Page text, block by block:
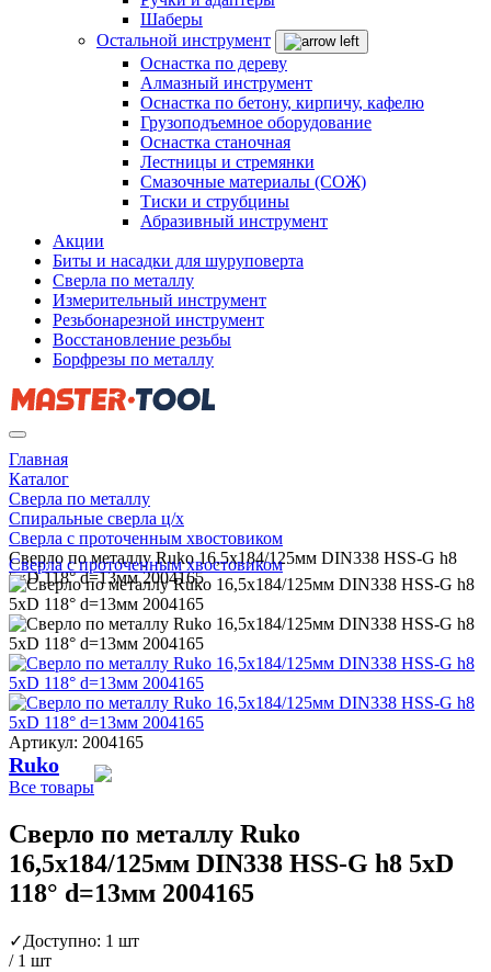
Шаберы
Остальной инструмент
Оснастка по дереву
Алмазный инструмент
Оснастка по бетону, кирпичу, кафелю
Грузоподъемное оборудование
Оснастка станочная
Лестницы и стремянки
Смазочные материалы (СОЖ)
Тиски и струбцины
Абразивный инструмент
Акции
Биты и насадки для шуруповерта
Сверла по металлу
Измерительный инструмент
Резьбонарезной инструмент
Восстановление резьбы
Борфрезы по металлу
Главная
Каталог
Сверла по металлу
Спиральные сверла ц/х
Сверла с проточенным хвостовиком
Сверло по металлу Ruko 16,5x184/125мм DIN338 HSS-G h8
5xD 118° d=13мм 2004165
Сверла с проточенным хвостовиком
Артикул: 2004165
Ruko
Все товары
Сверло по металлу Ruko
16,5x184/125мм DIN338 HSS-G h8 5xD
118° d=13мм 2004165
✓Доступно: 1 шт
/ 1 шт